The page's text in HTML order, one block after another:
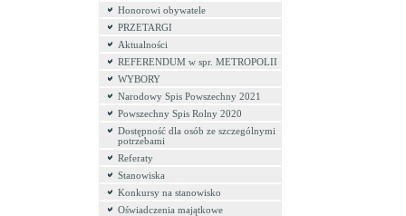
Honorowi obywatele
PRZETARGI
Aktualności
REFERENDUM w spr. METROPOLII
WYBORY
Narodowy Spis Powszechny 2021
Powszechny Spis Rolny 2020
Dostępność dla osób ze szczególnymi
potrzebami
Referaty
Stanowiska
Konkursy na stanowisko
Oświadczenia majątkowe